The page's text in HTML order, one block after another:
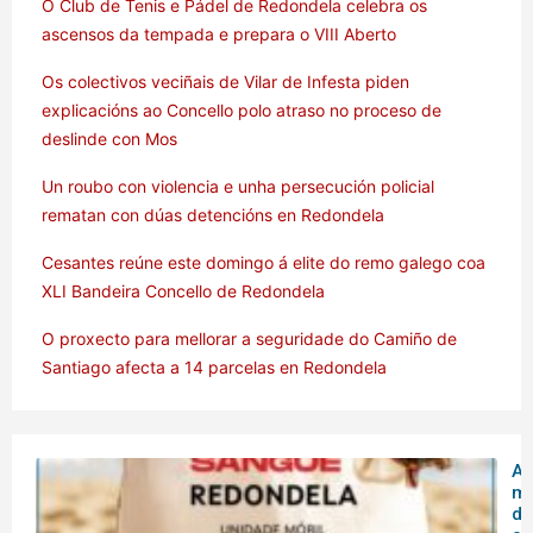
O Club de Tenis e Pádel de Redondela celebra os
ascensos da tempada e prepara o VIII Aberto
Os colectivos veciñais de Vilar de Infesta piden
explicacións ao Concello polo atraso no proceso de
deslinde con Mos
Un roubo con violencia e unha persecución policial
rematan con dúas detencións en Redondela
Cesantes reúne este domingo á elite do remo galego coa
XLI Bandeira Concello de Redondela
O proxecto para mellorar a seguridade do Camiño de
Santiago afecta a 14 parcelas en Redondela
A